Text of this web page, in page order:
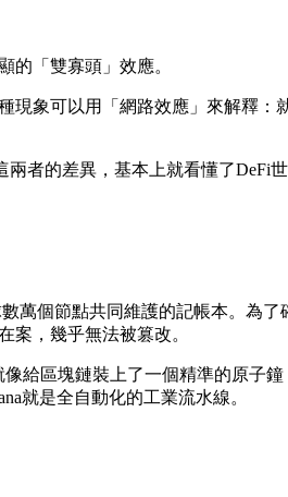
的「雙寡頭」效應。
現象可以用「網路效應」來解釋：
者的差異，基本上就看懂了DeFi世
萬個節點共同維護的記帳本。為
案，幾乎無法被篡改。
給區塊鏈裝上了一個精準的原子
就是全自動化的工業流水線。